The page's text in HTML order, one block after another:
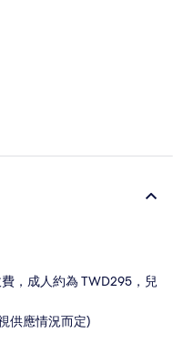
，成人約為 TWD295，兒
供應情況而定)